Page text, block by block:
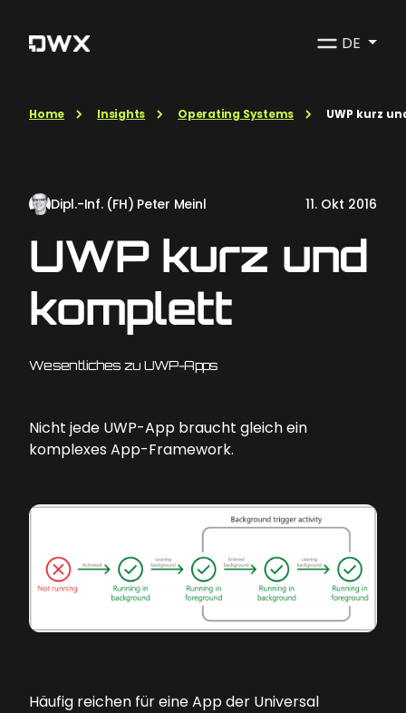
DE
Home Insights Operating Systems UWP kurz
Dipl.-Inf. (FH) Peter Meinl 11. Okt 2016
UWP kurz und
komplett
Wesentliches zu UWP-Apps
Nicht jede UWP-App braucht gleich ein
komplexes App-Framework.
Häufig reichen für eine App der Universal